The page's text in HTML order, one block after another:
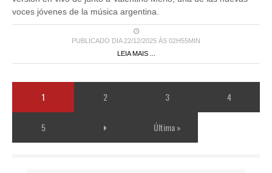
voces jóvenes de la música argentina.
PUBLICADO DIA 22/12/2025 ÀS 02H55MIN
LEIA MAIS ...
1 2 3 4
5 Última »